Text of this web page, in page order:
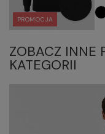
PROMOCJA
ZOBACZ INNE
KATEGORII